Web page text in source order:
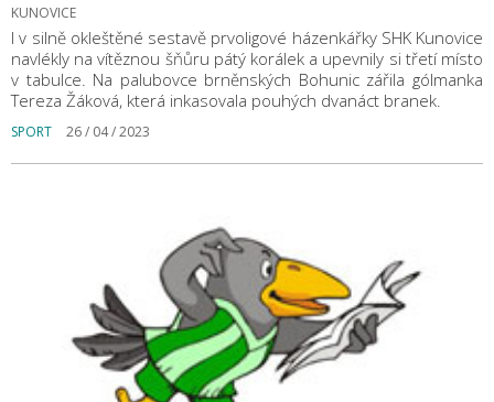
KUNOVICE
I v silně okleštěné sestavě prvoligové házenkářky SHK Kunovice
navlékly na vítěznou šňůru pátý korálek a upevnily si třetí místo
v tabulce. Na palubovce brněnských Bohunic zářila gólmanka
Tereza Žáková, která inkasovala pouhých dvanáct branek.
SPORT 26 / 04 / 2023